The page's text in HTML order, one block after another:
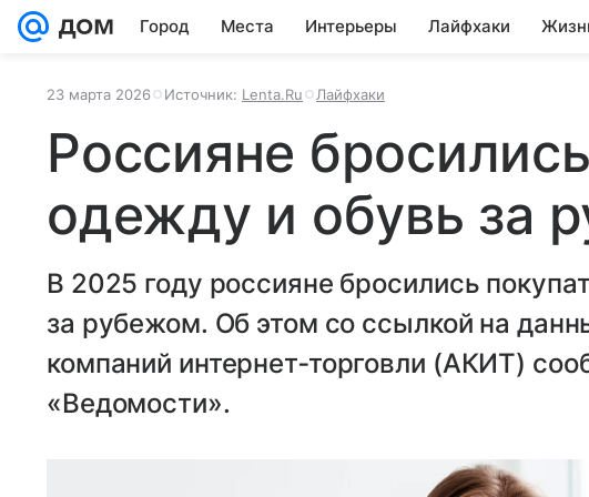
Город Места Интерьеры Лайфхаки
23 марта 2026 Источник: Lenta.Ru Лайфхаки
Россияне
одежду и обувь за
В 2025 году россияне бросились
за рубежом. Об этом со ссылкой на
компаний интернет‑торговли (АКИТ)
«Ведомости».